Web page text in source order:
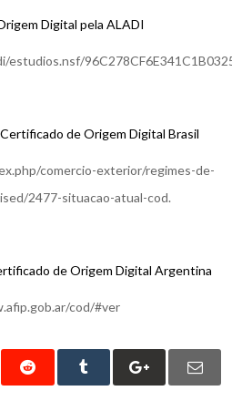
Digital pela ALADI
de Origem Digital Brasil
comercio-exterior/regimes-de-
2477-situacao-atual-cod.
de Origem Digital Argentina
cod/#ver